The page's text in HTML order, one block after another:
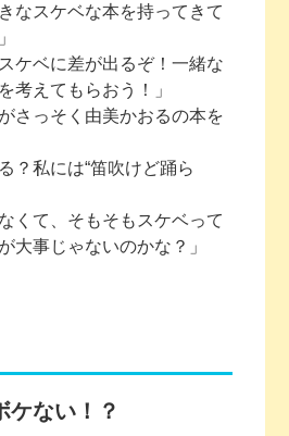
なスケベな本を持ってきて
ケベに差が出るぞ！一緒な
考えてもらおう！」
さっそく由美かおるの本を
？私には“笛吹けど踊ら
くて、そもそもスケベって
大事じゃないのかな？」
ケない！？